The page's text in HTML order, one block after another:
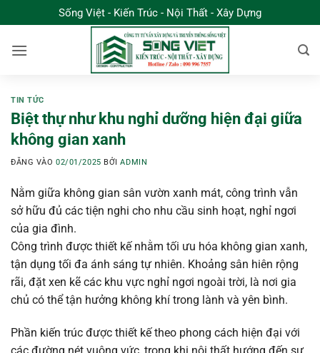
qua
nội
Sống Việt - Kiến Trúc - Nội Thất - Xây Dựng
TIN TỨC
Biệt thự như khu nghỉ dưỡng hiện đại giữa
không gian xanh
ĐĂNG VÀO02/01/2025 BỞIADMIN
Nằm giữa không gian sân vườn xanh mát, công trình vẫn
sở hữu đủ các tiện nghi cho nhu cầu sinh hoạt, nghỉ ngơi
của gia đình.
Công trình được thiết kế nhằm tối ưu hóa không gian xanh,
tận dụng tối đa ánh sáng tự nhiên. Khoảng sân hiên rộng
rãi, đặt xen kẽ các khu vực nghỉ ngơi ngoài trời, là nơi gia
chủ có thể tận hưởng không khí trong lành và yên bình.
Phần kiến trúc được thiết kế theo phong cách hiện đại với
các đường nét vuông vức, trong khi nội thất hướng đến sự